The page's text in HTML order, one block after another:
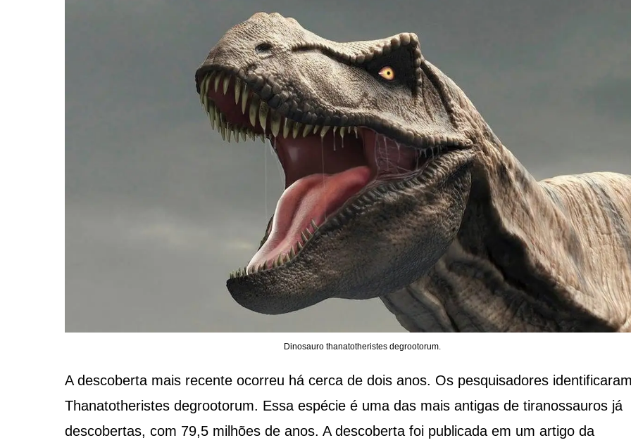
Dinosauro thanatotheristes degrootorum.
A descoberta mais recente ocorreu há cerca de dois anos. Os pesquisadores
Thanatotheristes degrootorum. Essa espécie é uma das mais antigas de tiranossauros já
descobertas, com 79,5 milhões de anos. A descoberta foi publicada em um artigo da